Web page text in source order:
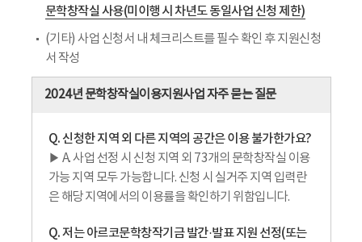
문학창작실 사용(미이행 시 차년도 동일사업 신청 제한)
(기타) 사업 신청서 내 체크리스트를 필수 확인 후 지원신청
서 작성
2024년 문학창작실이용지원사업 자주 묻는 질문
Q. 신청한 지역 외 다른 지역의 공간은 이용 불가한가요?
▶ A. 사업 선정 시 신청 지역 외 73개의 문학창작실 이용
가능 지역 모두 가능합니다. 신청 시 실거주 지역 입력란
은 해당 지역에서의 이용률을 확인하기 위함입니다.
Q. 저는 아르코문학창작기금 발간·발표 지원 선정(또는